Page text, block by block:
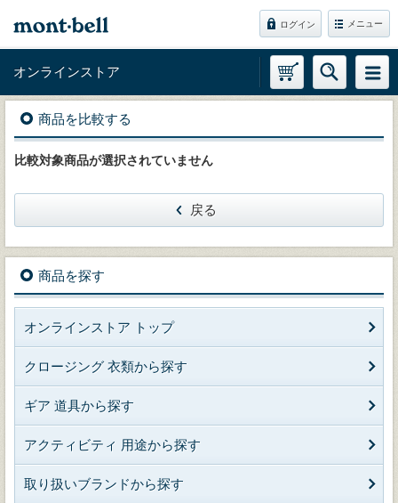
ログイン メニュー
オンラインストア
商品を比較する
比較対象商品が選択されていません
戻る
商品を探す
オンラインストア トップ
クロージング 衣類から探す
ギア 道具から探す
アクティビティ 用途から探す
取り扱いブランドから探す